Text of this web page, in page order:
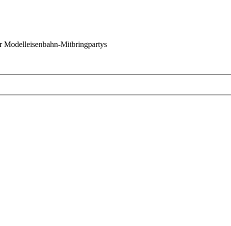
Modelleisenbahn-Mitbringpartys